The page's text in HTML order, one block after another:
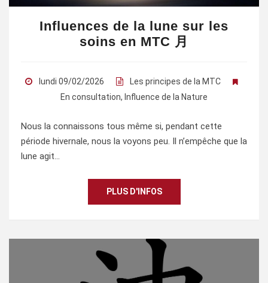
Influences de la lune sur les
soins en MTC 月
lundi 09/02/2026
Les principes de la MTC
En consultation, Influence de la Nature
Nous la connaissons tous même si, pendant cette
période hivernale, nous la voyons peu. Il n’empêche que la
lune agit…
PLUS D'INFOS